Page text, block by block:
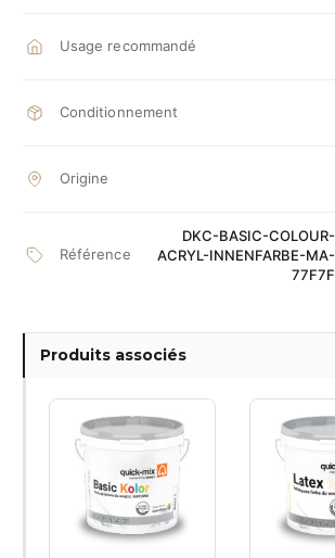
Usage recommandé
Conditionnement
Origine
Référence
DKC-BASIC-COLOUR-
ACRYL-INNENFARBE-MA-
77F7F
Produits associés